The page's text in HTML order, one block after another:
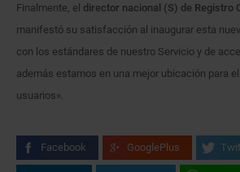
Finalmente, el director nacional (S) de Registro
manifestó su satisfacción al inaugurar esta
con los estándares de nuestro Servicio y de
además estamos en una mejor ubicación para
usuarios».
Facebook GooglePlus